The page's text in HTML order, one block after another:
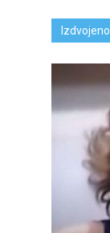
Izdvojeno